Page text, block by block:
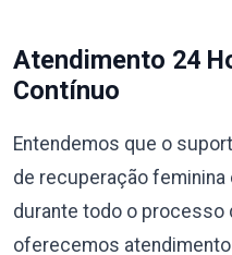
Atendimento 24
Contínuo
Entendemos que o
de recuperação feminina
durante todo o processo
oferecemos